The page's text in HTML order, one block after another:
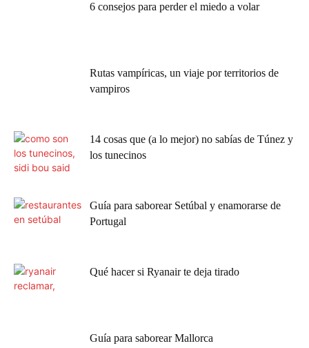
6 consejos para perder el miedo a volar
Rutas vampíricas, un viaje por territorios de
vampiros
14 cosas que (a lo mejor) no sabías de Túnez y
los tunecinos
Guía para saborear Setúbal y enamorarse de
Portugal
Qué hacer si Ryanair te deja tirado
Guía para saborear Mallorca